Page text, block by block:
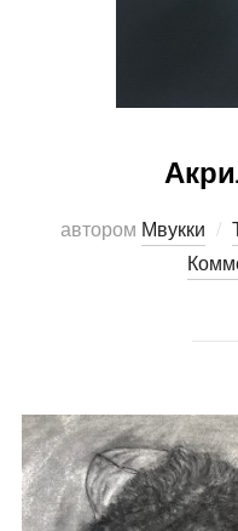
автором Мвукки